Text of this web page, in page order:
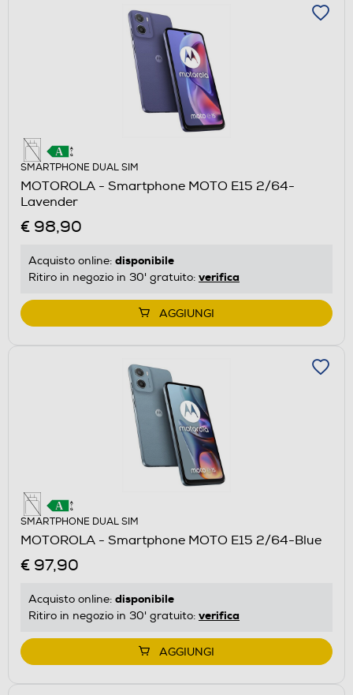
SMARTPHONE DUAL SIM
MOTOROLA - Smartphone MOTO E15 2/64-
Lavender
€ 98,90
Acquisto online: disponibile
Ritiro in negozio in 30' gratuito: verifica
AGGIUNGI
SMARTPHONE DUAL SIM
MOTOROLA - Smartphone MOTO E15 2/64-Blue
€ 97,90
Acquisto online: disponibile
Ritiro in negozio in 30' gratuito: verifica
AGGIUNGI